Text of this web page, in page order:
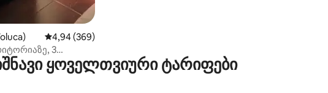
საშუალო შეფასებაა 5‑დან 4,94, 369 მიმოხილვა
4,94 (369)
3
გარემოყოველთვიური ტარიფები